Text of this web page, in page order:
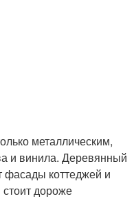
металлическим,
и винила. Деревянный
фасады коттеджей и
дороже